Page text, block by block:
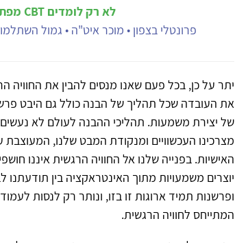
לא רק לומדים CBT מפתחים חשיבה קלינית
פרונטלי בצפון • מוכר איט"ה • גמול
יתר על כן, בכל פעם שאנו מנסים להבין את החוויה
את העובדה שכל תהליך של הבנה כולל גם היבט
של יצירת משמעות. תהליכי ההבנה לעולם לא נעשים
מצרכינו העכשוויים ומנקודת המבט שלנו, המעוצבת על
האישיות. בפנייה שלנו אל החוויה הרגשית איננו
יוצרים משמעויות מתוך האינטראקציה בין תודעתנו
ופרשנות תמיד ארוגות זו בזו, ונותר רק לנסות
המתייחס לחוויה הרגשית.